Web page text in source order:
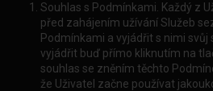
Souhlas s Podmínkami. Každý z
před zahájením užívání Služeb
Podmínkami a vyjádřit s nimi svůj
vyjádřit buď přímo kliknutím na
souhlas se zněním těchto
že Uživatel začne používat